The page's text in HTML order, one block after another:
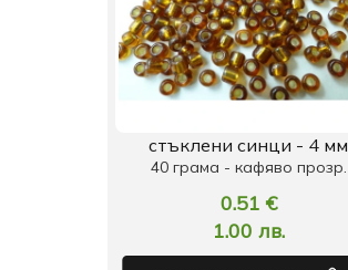
стъклени синци - 4 мм
40 грама - кафяво прозр.
0.51 €
1.00 лв.